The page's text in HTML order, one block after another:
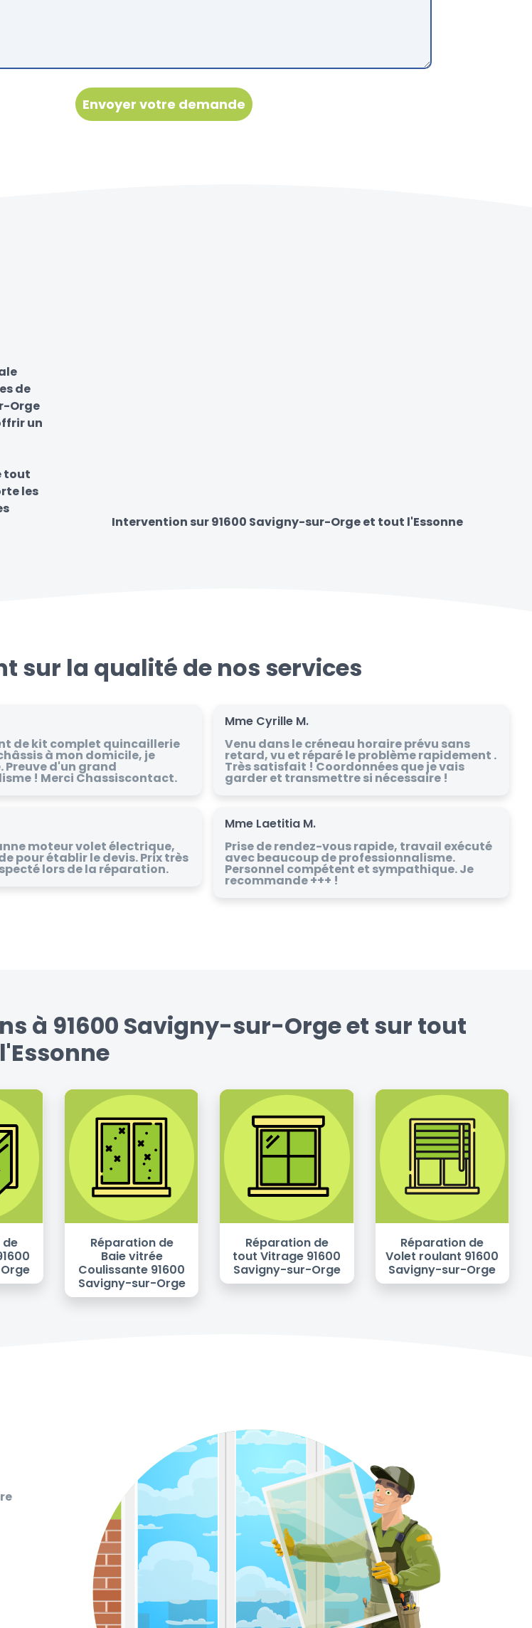
de
Orge
un
tout
les
Intervention sur 91600 Savigny-sur-Orge et tout l'Essonne
sur la qualité de nos services
de kit complet quincaillerie
à mon domicile, je
Preuve d'un grand
! Merci Chassiscontact.
Mme Cyrille M.
Venu dans le créneau horaire prévu sans
retard, vu et réparé le problème rapidement .
Très satisfait ! Coordonnées que je vais
garder et transmettre si nécessaire !
moteur volet électrique,
pour établir le devis. Prix très
lors de la réparation.
Mme Laetitia M.
Prise de rendez-vous rapide, travail exécuté
avec beaucoup de professionnalisme.
Personnel compétent et sympathique. Je
recommande +++ !
à 91600 Savigny-sur-Orge et sur tout
l'Essonne
de
Réparation de
Baie vitrée
Coulissante 91600
Savigny-sur-Orge
Réparation de
tout Vitrage 91600
Savigny-sur-Orge
Réparation de
Volet roulant 91600
Savigny-sur-Orge